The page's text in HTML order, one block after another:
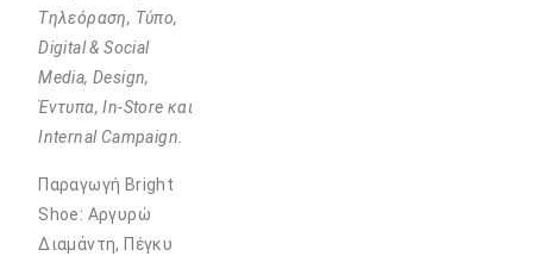
Tηλεόραση, Tύπο,
Digital & Social
Media, Design,
Έντυπα, In-Store και
Internal Campaign.
Παραγωγή Bright
Shoe: Αργυρώ
Διαμάντη, Πέγκυ